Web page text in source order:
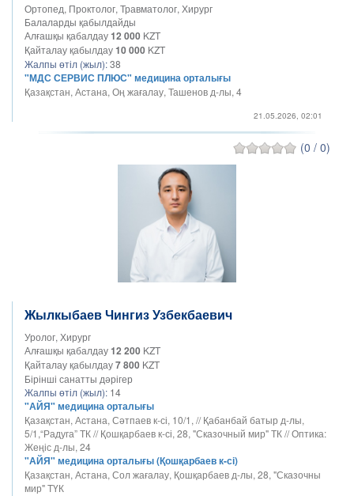
Ортопед, Проктолог, Травматолог, Хирург
Балаларды қабылдайды
Алғашқы қабалдау12 000 KZT
Қайталау қабылдау10 000 KZT
Жалпы өтіл (жыл):38
"МДС СЕРВИС ПЛЮС" медицина орталығы
Қазақстан, Астана, Оң жағалау, Ташенов д-лы, 4
21.05.2026, 02:01
(0 / 0)
Жылкыбаев Чингиз Узбекбаевич
Уролог, Хирург
Алғашқы қабалдау12 200 KZT
Қайталау қабылдау7 800 KZT
Бірінші санатты дәрігер
Жалпы өтіл (жыл): 14
"АЙЯ" медицина орталығы
Қазақстан, Астана, Сәтпаев к-сі, 10/1, // Қабанбай батыр д-лы,
5/1,“Радуга” ТК // Қошқарбаев к-сі, 28, "Сказочный мир" ТК // Оптика:
Жеңіс д-лы, 24
"АЙЯ" медицина орталығы (Қошқарбаев к-сі)
Қазақстан, Астана, Сол жағалау, Қошқарбаев д-лы, 28, "Сказочны
мир" ТҮК